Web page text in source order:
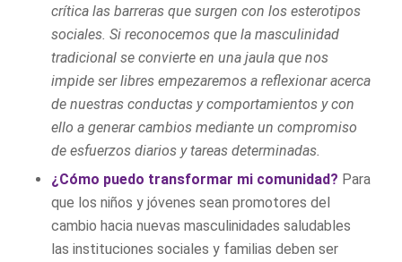
crítica las barreras que surgen con los esterotipos
sociales. Si reconocemos que la masculinidad
tradicional se convierte en una jaula que nos
impide ser libres empezaremos a reflexionar acerca
de nuestras conductas y comportamientos y con
ello a generar cambios mediante un compromiso
de esfuerzos diarios y tareas determinadas.
¿Cómo puedo transformar mi comunidad? Para
que los niños y jóvenes sean promotores del
cambio hacia nuevas masculinidades saludables
las instituciones sociales y familias deben ser